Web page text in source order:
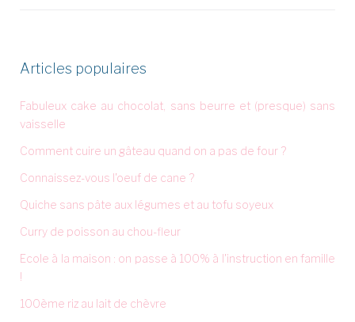
Articles populaires
Fabuleux cake au chocolat, sans beurre et (presque) sans
vaisselle
Comment cuire un gâteau quand on a pas de four ?
Connaissez-vous l'oeuf de cane ?
Quiche sans pâte aux légumes et au tofu soyeux
Curry de poisson au chou-fleur
Ecole à la maison : on passe à 100% à l'instruction en famille
!
100ème riz au lait de chèvre